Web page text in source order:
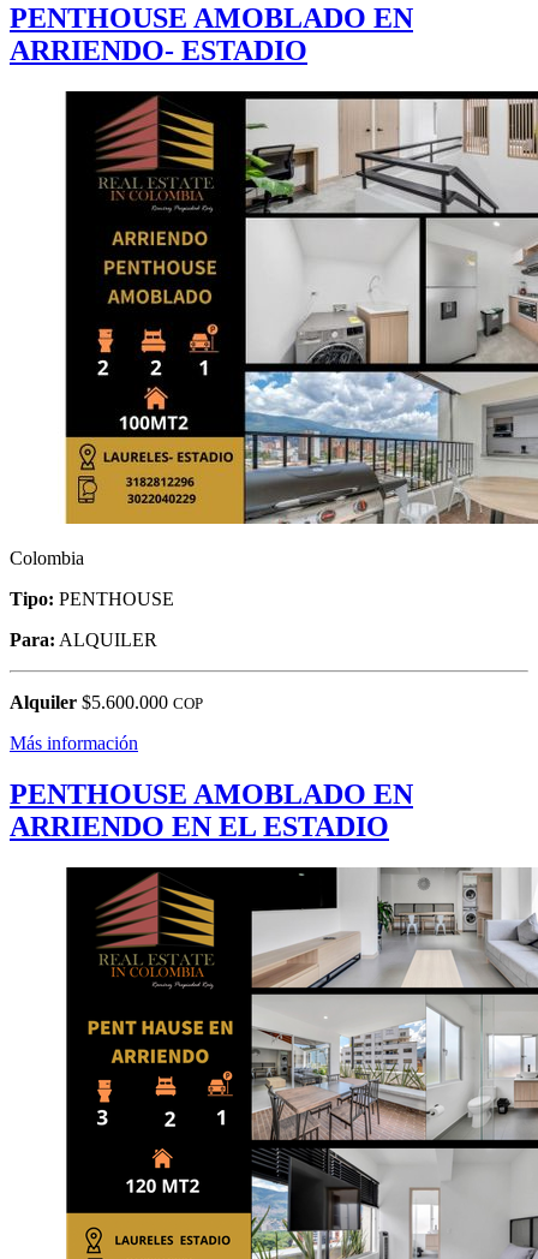
PENTHOUSE AMOBLADO EN
ARRIENDO- ESTADIO
Colombia
Tipo: PENTHOUSE
Para: ALQUILER
Alquiler $5.600.000 COP
Más información
PENTHOUSE AMOBLADO EN
ARRIENDO EN EL ESTADIO